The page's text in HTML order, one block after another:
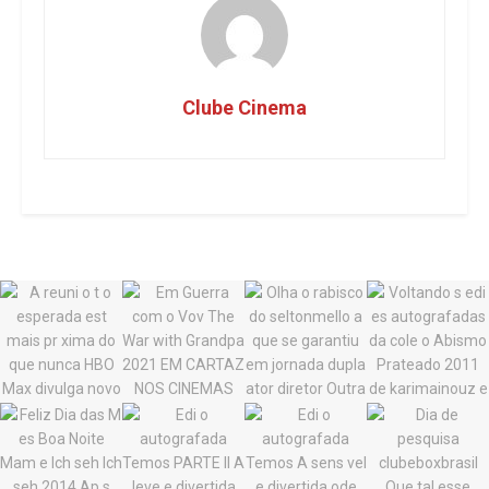
Clube Cinema